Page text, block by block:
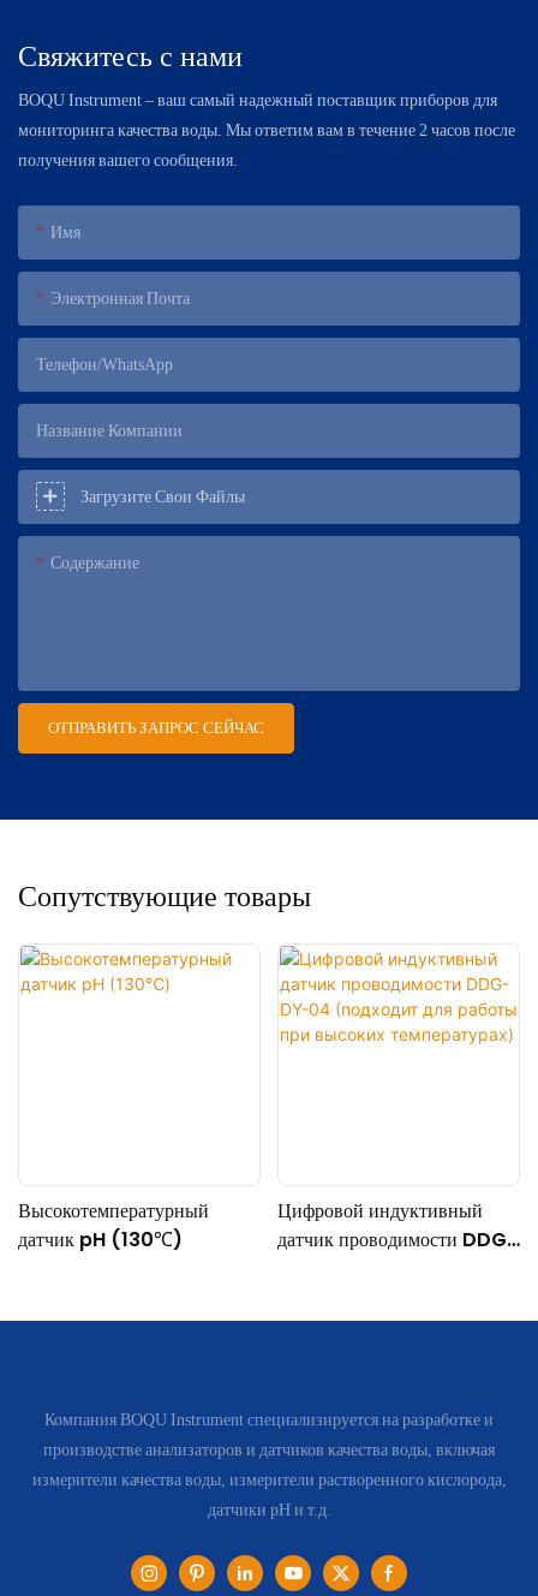
Свяжитесь с нами
BOQU Instrument – ​​ваш самый надежный поставщик приборов для
мониторинга качества воды. Мы ответим вам в течение 2 часов после
получения вашего сообщения.
Имя
Электронная Почта
Телефон/WhatsApp
Название Компании
Загрузите Свои Файлы
Содержание
ОТПРАВИТЬ ЗАПРОС СЕЙЧАС
Сопутствующие товары
Высокотемпературный
датчик pH (130℃)
Цифровой индуктивный
датчик проводимости DDG-
температурах)
Компания BOQU Instrument специализируется на разработке и
производстве анализаторов и датчиков качества воды, включая
измерители качества воды, измерители растворенного кислорода,
датчики pH и т.д.